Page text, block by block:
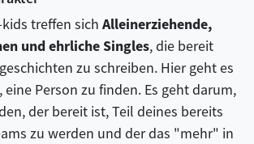
treffen sich Alleinerziehende,
und ehrliche Singles, die bereit
zu schreiben. Hier geht es
Person zu finden. Es geht darum,
der bereit ist, Teil deines bereits
zu werden und der das "mehr" in